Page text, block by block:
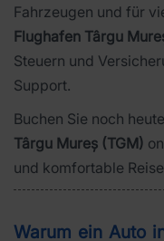
Fahrzeugen und für
Flughafen Târgu
Steuern und
Support.
Buchen Sie noch
Târgu Mureș (TGM)
und komfortable
Warum ein Auto